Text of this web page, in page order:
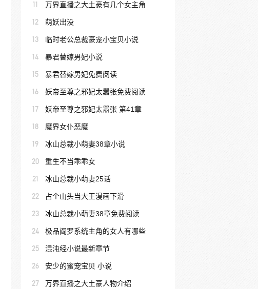
11 万界直播之大土豪有几个女主角
12 萌妖出没
13 临时老公总裁豪宠小宝贝小说
14 暴君替嫁男妃小说
15 暴君替嫁男妃免费阅读
16 妖帝至尊之邪妃太嚣张免费阅读
17 妖帝至尊之邪妃太嚣张 第41章
18 魔界女仆恶魔
19 冰山总裁小萌妻38章小说
20 重生不当乖乖女
21 冰山总裁小萌妻25话
22 占个山头当大王漫画下滑
23 冰山总裁小萌妻38章免费阅读
24 极品阎罗系统主角的女人有哪些
25 混沌经小说最新章节
26 安少的蜜宠宝贝 小说
27 万界直播之大土豪人物介绍